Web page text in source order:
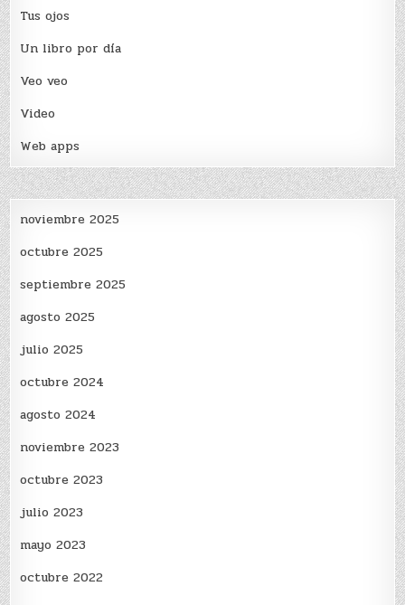
Tus ojos
Un libro por día
Veo veo
Video
Web apps
noviembre 2025
octubre 2025
septiembre 2025
agosto 2025
julio 2025
octubre 2024
agosto 2024
noviembre 2023
octubre 2023
julio 2023
mayo 2023
octubre 2022